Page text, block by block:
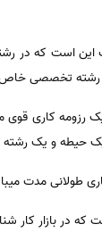
است که در
رشته تخصصی
کاری قوی
حیطه و یک رشته
طولانی مدت
در بازار کار